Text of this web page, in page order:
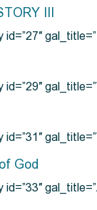
III
God